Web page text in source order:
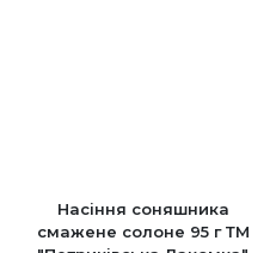
Насіння соняшника
смажене солоне 95 г ТМ